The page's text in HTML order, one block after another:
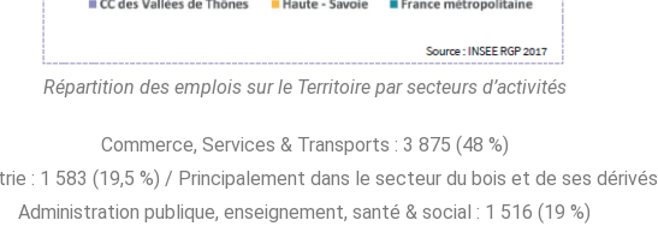
Répartition des emplois sur le Territoire par secteurs d’activités
Commerce, Services & Transports : 3 875 (48 %)
: 1 583 (19,5 %) / Principalement dans le secteur du bois et de ses dérivés
Administration publique, enseignement, santé & social : 1 516 (19 %)